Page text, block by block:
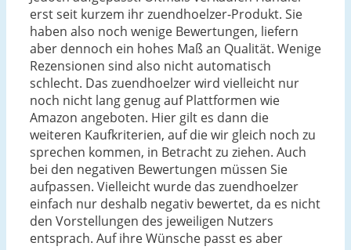
erst seit kurzem ihr zuendhoelzer-Produkt. Sie
haben also noch wenige Bewertungen, liefern
aber dennoch ein hohes Maß an Qualität. Wenige
Rezensionen sind also nicht automatisch
schlecht. Das zuendhoelzer wird vielleicht nur
noch nicht lang genug auf Plattformen wie
Amazon angeboten. Hier gilt es dann die
weiteren Kaufkriterien, auf die wir gleich noch zu
sprechen kommen, in Betracht zu ziehen. Auch
bei den negativen Bewertungen müssen Sie
aufpassen. Vielleicht wurde das zuendhoelzer
einfach nur deshalb negativ bewertet, da es nicht
den Vorstellungen des jeweiligen Nutzers
entsprach. Auf ihre Wünsche passt es aber